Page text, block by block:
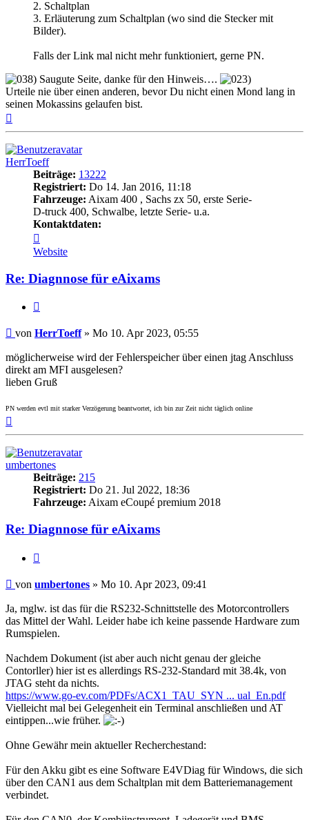
2. Schaltplan
3. Erläuterung zum Schaltplan (wo sind die Stecker mit
Bilder).
Falls der Link mal nicht mehr funktioniert, gerne PN.
Saugute Seite, danke für den Hinweis….
Urteile nie über einen anderen, bevor Du nicht einen Mond lang in
seinen Mokassins gelaufen bist.
HerrToeff
Beiträge: 13222
Registriert: Do 14. Jan 2016, 11:18
Fahrzeuge: Aixam 400 , Sachs zx 50, erste Serie-
D-truck 400, Schwalbe, letzte Serie- u.a.
Kontaktdaten:
von
HerrToeff
Website
Re: Diagnnose für eAixams
Beitrag
von HerrToeff» Mo 10. Apr 2023, 05:55
möglicherweise wird der Fehlerspeicher über einen jtag Anschluss
direkt am MFI ausgelesen?
lieben Gruß
PN werden evtl mit starker Verzögerung beantwortet, ich bin zur Zeit nicht täglich online
oben
umbertones
Beiträge: 215
Registriert: Do 21. Jul 2022, 18:36
Fahrzeuge: Aixam eCoupé premium 2018
Re: Diagnnose für eAixams
Beitrag
von umbertones » Mo 10. Apr 2023, 09:41
Ja, mglw. ist das für die RS232-Schnittstelle des Motorcontrollers
das Mittel der Wahl. Leider habe ich keine passende Hardware zum
Rumspielen.
Nachdem Dokument (ist aber auch nicht genau der gleiche
Contorller) hier ist es allerdings RS-232-Standard mit 38.4k, von
JTAG steht da nichts.
https://www.go-ev.com/PDFs/ACX1_TAU_SYN ... ual_En.pdf
Vielleicht mal bei Gelegenheit ein Terminal anschließen und AT
eintippen...wie früher.
Ohne Gewähr mein aktueller Recherchestand:
Für den Akku gibt es eine Software E4VDiag für Windows, die sich
über den CAN1 aus dem Schaltplan mit dem Batteriemanagement
verbindet.